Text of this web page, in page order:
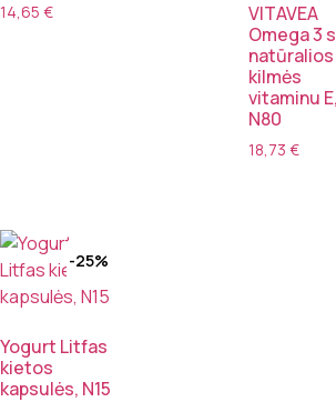
14,65 €
VITAVEA
Omega 3
natūralios
kilmės
vitaminu E,
N80
18,73 €
-25%
Yogurt Litfas
kietos
kapsulės, N15